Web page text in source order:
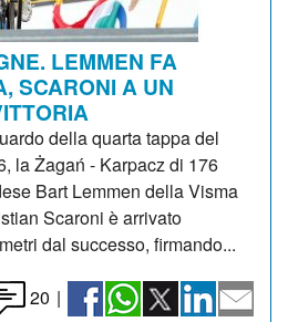
LEMMEN FA
SCARONI A UN
della quarta tappa del
la Żagań - Karpacz di 176
Bart Lemmen della Visma
Scaroni è arrivato
dal successo, firmando...
20 |